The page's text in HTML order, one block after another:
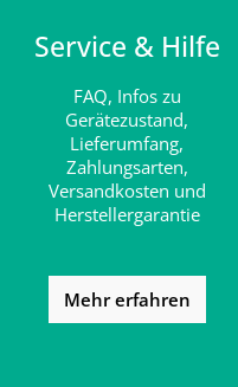
Service & Hilfe
FAQ, Infos zu
Gerätezustand,
Lieferumfang,
Zahlungsarten,
Versandkosten und
Herstellergarantie
Mehr erfahren